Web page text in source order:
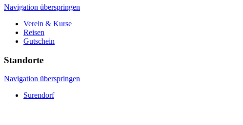
Navigation überspringen
Verein & Kurse
Reisen
Gutschein
Standorte
Navigation überspringen
Surendorf